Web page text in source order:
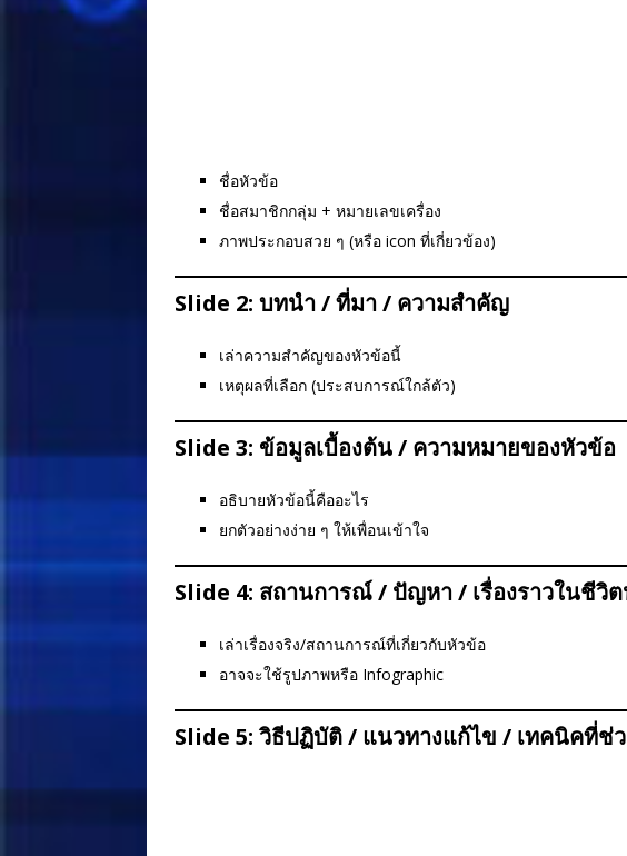
ชื่อหัวข้อ
ชื่อสมาชิกกลุ่ม + หมายเลขเครื่อง
ภาพประกอบสวย ๆ (หรือ icon ที่เกี่ยวข้อง)
Slide 2: บทนำ / ที่มา / ความสำคัญ
เล่าความสำคัญของหัวข้อนี้
เหตุผลที่เลือก (ประสบการณ์ใกล้ตัว)
Slide 3: ข้อมูลเบื้องต้น / ความหมายของหัวข้อ
อธิบายหัวข้อนี้คืออะไร
ยกตัวอย่างง่าย ๆ ให้เพื่อนเข้าใจ
Slide 4: สถานการณ์ / ปัญหา / เรื่องราวในชีวิ
เล่าเรื่องจริง/สถานการณ์ที่เกี่ยวกับหัวข้อ
อาจจะใช้รูปภาพหรือ Infographic
Slide 5: วิธีปฏิบัติ / แนวทางแก้ไข / เทคนิคที่ช่